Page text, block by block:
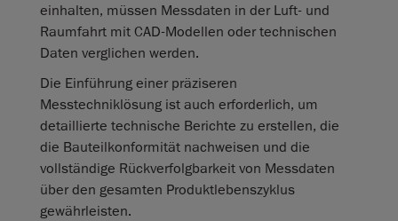
einhalten, müssen Messdaten in der Luft‑ und
Raumfahrt mit CAD‑Modellen oder technischen
Daten verglichen werden.
Die Einführung einer präziseren
Messtechniklösung ist auch erforderlich, um
detaillierte technische Berichte zu erstellen, die
die Bauteilkonformität nachweisen und die
vollständige Rückverfolgbarkeit von Messdaten
über den gesamten Produktlebenszyklus
gewährleisten.